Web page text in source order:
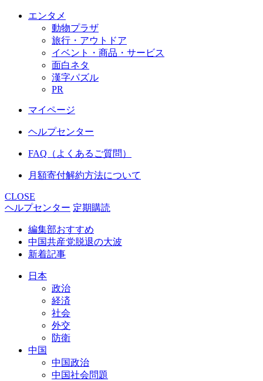
エンタメ
動物プラザ
旅行・アウトドア
イベント・商品・サービス
面白ネタ
漢字パズル
PR
マイページ
ヘルプセンター
FAQ（よくあるご質問）
月額寄付解約方法について
CLOSE
ヘルプセンター 定期購読
編集部おすすめ
中国共産党脱退の大波
新着記事
日本
政治
経済
社会
外交
防衛
中国
中国政治
中国社会問題